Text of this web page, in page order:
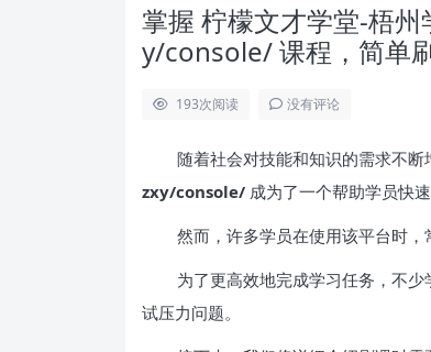
掌握 柠檬文才学堂-梧
y/console/ 课程，简单
193次阅读 没有评论
随着社会对技能和知识的需求不断
zxy/console/ 成为了一个帮助学员快
然而，许多学员在使用该平台时，
为了更高效地完成学习任务，不
试压力问题。